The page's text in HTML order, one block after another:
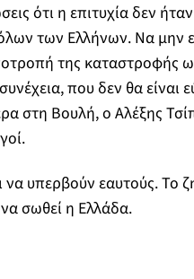
ότι η επιτυχία δεν
των Ελλήνων. Να μην
της καταστροφής
που δεν θα
στη Βουλή, ο Αλέξης
να υπερβούν εαυτούς. Το
σωθεί η Ελλάδα.